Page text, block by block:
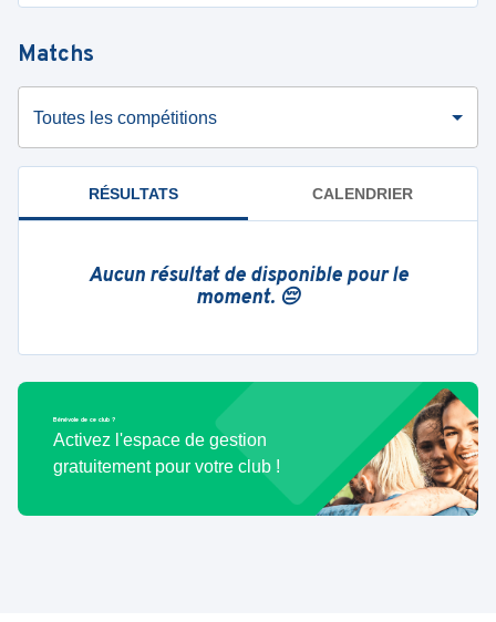
Matchs
Toutes les compétitions
RÉSULTATS CALENDRIER
Aucun résultat de disponible pour le
moment. 😔
Bénévole de ce club ?
Activez l'espace de gestion
gratuitement pour votre club !